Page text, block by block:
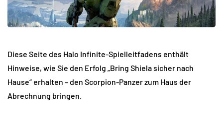
Diese Seite des Halo Infinite-Spielleitfadens enthält
Hinweise, wie Sie den Erfolg „Bring Shiela sicher nach
Hause“ erhalten – den Scorpion-Panzer zum Haus der
Abrechnung bringen.